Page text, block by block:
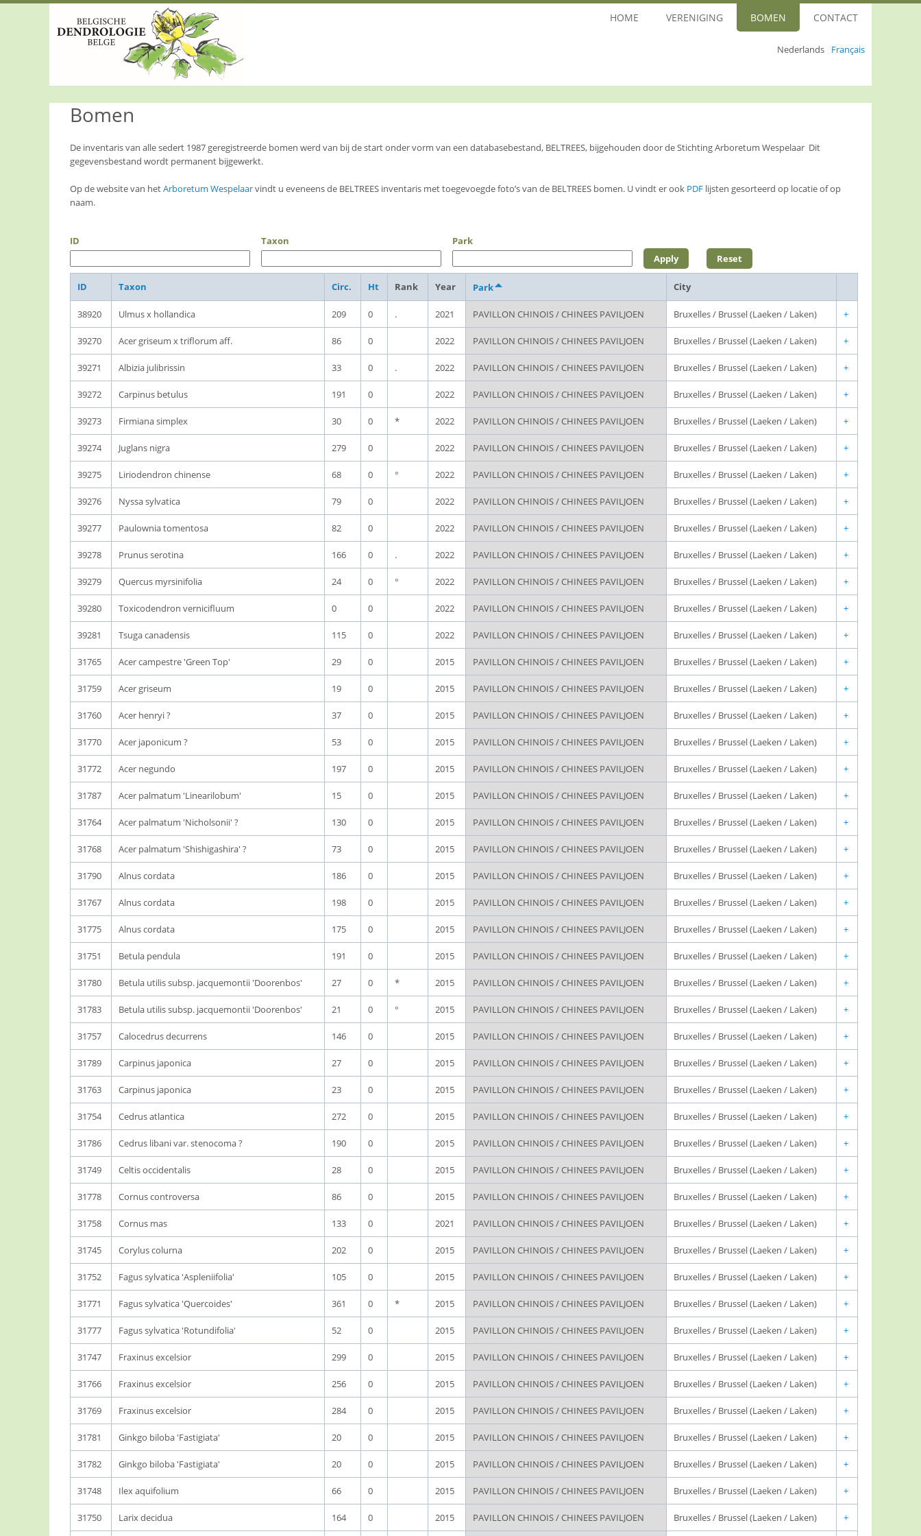
Nederlands Français
HOME VERENIGING BOMEN CONTACT
Bomen
De inventaris van alle sedert 1987 geregistreerde bomen werd van bij de start onder vorm van een databasebestand, BELTREES, bijgehouden door de Stichting Arboretum Wespelaar Dit
gegevensbestand wordt permanent bijgewerkt.
Op de website van hetArboretum Wespelaarvindt u eveneens de BELTREES inventaris met toegevoegde foto’s van de BELTREES bomen. U vindt er ook PDF lijsten gesorteerd op locatie of op
naam.
ID Taxon Park
ID Taxon Circ. Ht Rank Year Park City
38920 Ulmus x hollandica 209 0 . 2021 PAVILLON CHINOIS / CHINEES PAVILJOEN Bruxelles / Brussel (Laeken / Laken) +
39270 Acer griseum x triflorum aff. 86 0 2022 PAVILLON CHINOIS / CHINEES PAVILJOEN Bruxelles / Brussel (Laeken / Laken) +
39271 Albizia julibrissin 33 0 . 2022 PAVILLON CHINOIS / CHINEES PAVILJOEN Bruxelles / Brussel (Laeken / Laken) +
39272 Carpinus betulus 191 0 2022 PAVILLON CHINOIS / CHINEES PAVILJOEN Bruxelles / Brussel (Laeken / Laken) +
39273 Firmiana simplex 30 0 * 2022 PAVILLON CHINOIS / CHINEES PAVILJOEN Bruxelles / Brussel (Laeken / Laken) +
39274 Juglans nigra 279 0 2022 PAVILLON CHINOIS / CHINEES PAVILJOEN Bruxelles / Brussel (Laeken / Laken) +
39275 Liriodendron chinense 68 0 ° 2022 PAVILLON CHINOIS / CHINEES PAVILJOEN Bruxelles / Brussel (Laeken / Laken) +
39276 Nyssa sylvatica 79 0 2022 PAVILLON CHINOIS / CHINEES PAVILJOEN Bruxelles / Brussel (Laeken / Laken) +
39277 Paulownia tomentosa 82 0 2022 PAVILLON CHINOIS / CHINEES PAVILJOEN Bruxelles / Brussel (Laeken / Laken) +
39278 Prunus serotina 166 0 . 2022 PAVILLON CHINOIS / CHINEES PAVILJOEN Bruxelles / Brussel (Laeken / Laken) +
39279 Quercus myrsinifolia 24 0 ° 2022 PAVILLON CHINOIS / CHINEES PAVILJOEN Bruxelles / Brussel (Laeken / Laken) +
39280 Toxicodendron vernicifluum 0 0 2022 PAVILLON CHINOIS / CHINEES PAVILJOEN Bruxelles / Brussel (Laeken / Laken) +
39281 Tsuga canadensis 115 0 2022 PAVILLON CHINOIS / CHINEES PAVILJOEN Bruxelles / Brussel (Laeken / Laken) +
31765 Acer campestre 'Green Top' 29 0 2015 PAVILLON CHINOIS / CHINEES PAVILJOEN Bruxelles / Brussel (Laeken / Laken) +
31759 Acer griseum 19 0 2015 PAVILLON CHINOIS / CHINEES PAVILJOEN Bruxelles / Brussel (Laeken / Laken) +
31760 Acer henryi ? 37 0 2015 PAVILLON CHINOIS / CHINEES PAVILJOEN Bruxelles / Brussel (Laeken / Laken) +
31770 Acer japonicum ? 53 0 2015 PAVILLON CHINOIS / CHINEES PAVILJOEN Bruxelles / Brussel (Laeken / Laken) +
31772 Acer negundo 197 0 2015 PAVILLON CHINOIS / CHINEES PAVILJOEN Bruxelles / Brussel (Laeken / Laken) +
31787 Acer palmatum 'Linearilobum' 15 0 2015 PAVILLON CHINOIS / CHINEES PAVILJOEN Bruxelles / Brussel (Laeken / Laken) +
31764 Acer palmatum 'Nicholsonii' ? 130 0 2015 PAVILLON CHINOIS / CHINEES PAVILJOEN Bruxelles / Brussel (Laeken / Laken) +
31768 Acer palmatum 'Shishigashira' ? 73 0 2015 PAVILLON CHINOIS / CHINEES PAVILJOEN Bruxelles / Brussel (Laeken / Laken) +
31790 Alnus cordata 186 0 2015 PAVILLON CHINOIS / CHINEES PAVILJOEN Bruxelles / Brussel (Laeken / Laken) +
31767 Alnus cordata 198 0 2015 PAVILLON CHINOIS / CHINEES PAVILJOEN Bruxelles / Brussel (Laeken / Laken) +
31775 Alnus cordata 175 0 2015 PAVILLON CHINOIS / CHINEES PAVILJOEN Bruxelles / Brussel (Laeken / Laken) +
31751 Betula pendula 191 0 2015 PAVILLON CHINOIS / CHINEES PAVILJOEN Bruxelles / Brussel (Laeken / Laken) +
31780 Betula utilis subsp. jacquemontii 'Doorenbos' 27 0 * 2015 PAVILLON CHINOIS / CHINEES PAVILJOEN Bruxelles / Brussel (Laeken / Laken) +
31783 Betula utilis subsp. jacquemontii 'Doorenbos' 21 0 ° 2015 PAVILLON CHINOIS / CHINEES PAVILJOEN Bruxelles / Brussel (Laeken / Laken) +
31757 Calocedrus decurrens 146 0 2015 PAVILLON CHINOIS / CHINEES PAVILJOEN Bruxelles / Brussel (Laeken / Laken) +
31789 Carpinus japonica 27 0 2015 PAVILLON CHINOIS / CHINEES PAVILJOEN Bruxelles / Brussel (Laeken / Laken) +
31763 Carpinus japonica 23 0 2015 PAVILLON CHINOIS / CHINEES PAVILJOEN Bruxelles / Brussel (Laeken / Laken) +
31754 Cedrus atlantica 272 0 2015 PAVILLON CHINOIS / CHINEES PAVILJOEN Bruxelles / Brussel (Laeken / Laken) +
31786 Cedrus libani var. stenocoma ? 190 0 2015 PAVILLON CHINOIS / CHINEES PAVILJOEN Bruxelles / Brussel (Laeken / Laken) +
31749 Celtis occidentalis 28 0 2015 PAVILLON CHINOIS / CHINEES PAVILJOEN Bruxelles / Brussel (Laeken / Laken) +
31778 Cornus controversa 86 0 2015 PAVILLON CHINOIS / CHINEES PAVILJOEN Bruxelles / Brussel (Laeken / Laken) +
31758 Cornus mas 133 0 2021 PAVILLON CHINOIS / CHINEES PAVILJOEN Bruxelles / Brussel (Laeken / Laken) +
31745 Corylus colurna 202 0 2015 PAVILLON CHINOIS / CHINEES PAVILJOEN Bruxelles / Brussel (Laeken / Laken) +
31752 Fagus sylvatica 'Aspleniifolia' 105 0 2015 PAVILLON CHINOIS / CHINEES PAVILJOEN Bruxelles / Brussel (Laeken / Laken) +
31771 Fagus sylvatica 'Quercoides' 361 0 * 2015 PAVILLON CHINOIS / CHINEES PAVILJOEN Bruxelles / Brussel (Laeken / Laken) +
31777 Fagus sylvatica 'Rotundifolia' 52 0 2015 PAVILLON CHINOIS / CHINEES PAVILJOEN Bruxelles / Brussel (Laeken / Laken) +
31747 Fraxinus excelsior 299 0 2015 PAVILLON CHINOIS / CHINEES PAVILJOEN Bruxelles / Brussel (Laeken / Laken) +
31766 Fraxinus excelsior 256 0 2015 PAVILLON CHINOIS / CHINEES PAVILJOEN Bruxelles / Brussel (Laeken / Laken) +
31769 Fraxinus excelsior 284 0 2015 PAVILLON CHINOIS / CHINEES PAVILJOEN Bruxelles / Brussel (Laeken / Laken) +
31781 Ginkgo biloba 'Fastigiata' 20 0 2015 PAVILLON CHINOIS / CHINEES PAVILJOEN Bruxelles / Brussel (Laeken / Laken) +
31782 Ginkgo biloba 'Fastigiata' 20 0 2015 PAVILLON CHINOIS / CHINEES PAVILJOEN Bruxelles / Brussel (Laeken / Laken) +
31748 Ilex aquifolium 66 0 2015 PAVILLON CHINOIS / CHINEES PAVILJOEN Bruxelles / Brussel (Laeken / Laken) +
31750 Larix decidua 164 0 2015 PAVILLON CHINOIS / CHINEES PAVILJOEN Bruxelles / Brussel (Laeken / Laken) +